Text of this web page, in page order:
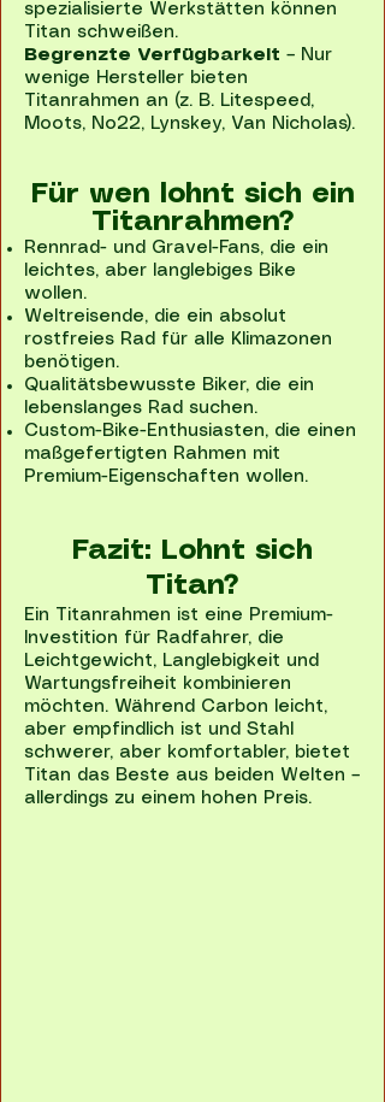
spezialisierte Werkstätten können
Titan schweißen.
Begrenzte Verfügbarkeit – Nur
wenige Hersteller bieten
Titanrahmen an (z. B. Litespeed,
Moots, No22, Lynskey, Van Nicholas).
Für wen lohnt sich ein
Titanrahmen?
Rennrad- und Gravel-Fans, die ein
leichtes, aber langlebiges Bike
wollen.
Weltreisende, die ein absolut
rostfreies Rad für alle Klimazonen
benötigen.
Qualitätsbewusste Biker, die ein
lebenslanges Rad suchen.
Custom-Bike-Enthusiasten, die einen
maßgefertigten Rahmen mit
Premium-Eigenschaften wollen.​
Fazit: Lohnt sich
Titan?
Ein Titanrahmen ist eine Premium-
Investition für Radfahrer, die
Leichtgewicht, Langlebigkeit und
Wartungsfreiheit kombinieren
möchten. Während Carbon leicht,
aber empfindlich ist und Stahl
schwerer, aber komfortabler, bietet
Titan das Beste aus beiden Welten –
allerdings zu einem hohen Preis.